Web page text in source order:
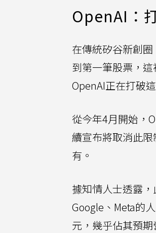
OpenAI：
在傳統矽谷新創
到第一筆股票，
OpenAI正在打破
從今年4月開始，
續宣布將取消此
有。
據知情人士透露
Google、Meta的
元，幾乎佔其預期